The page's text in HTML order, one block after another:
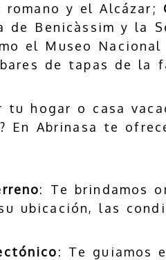
romano y el Alcázar;
Benicàssim y la
el Museo
de tapas de la
tu hogar o casa
En Abrinasa te
: Te brindamos
ubicación, las
: Te guiamos